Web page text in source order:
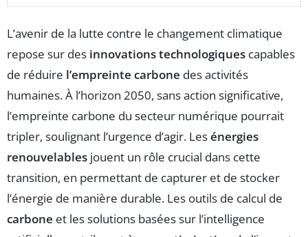
L’avenir de la lutte contre le changement climatique
repose sur des innovations technologiques capables
de réduire l’empreinte carbone des activités
humaines. À l’horizon 2050, sans action significative,
l’empreinte carbone du secteur numérique pourrait
tripler, soulignant l’urgence d’agir. Lesénergies
renouvelables jouent un rôle crucial dans cette
transition, en permettant de capturer et de stocker
l’énergie de manière durable. Les outils de calcul de
carbone et les solutions basées sur l’intelligence